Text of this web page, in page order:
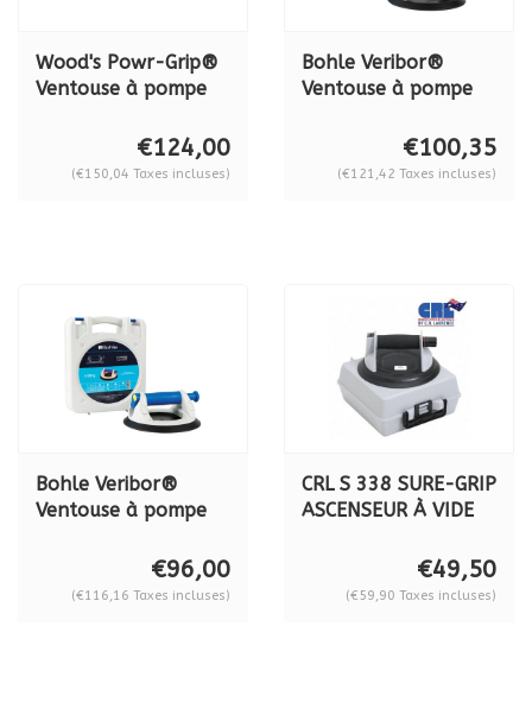
Wood's Powr-Grip®
Ventouse à pompe
€124,00
(€150,04 Taxes incluses)
Bohle Veribor®
Ventouse à pompe
BO601, 120 kg€100,35
(€121,42 Taxes incluses)
Bohle Veribor®
Ventouse à pompe
€96,00
(€116,16 Taxes incluses)
CRL S 338 SURE-GRIP
ASCENSEUR À VIDE
€49,50
(€59,90 Taxes incluses)